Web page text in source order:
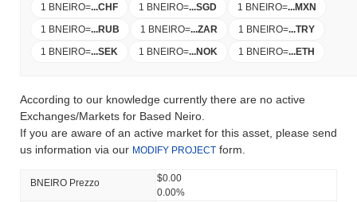
1 BNEIRO=...CHF 1 BNEIRO=...SGD 1 BNEIRO=...MXN
1 BNEIRO=...RUB 1 BNEIRO=...ZAR 1 BNEIRO=...TRY
1 BNEIRO=...SEK 1 BNEIRO=...NOK 1 BNEIRO=...ETH
According to our knowledge currently there are no active
Exchanges/Markets for Based Neiro.
If you are aware of an active market for this asset, please send
us information via our MODIFY PROJECT form.
BNEIRO Prezzo
$0.00
0.00%